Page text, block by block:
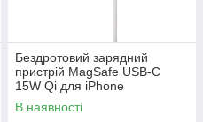
Бездротовий зарядний
пристрій MagSafe USB-C
15W Qi для iPhone
бездротова швидка зарядка
компактний кабель
В наявності